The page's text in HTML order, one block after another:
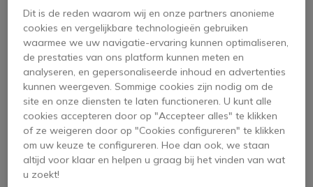
Slimme
technologieën
Camera’s die
deelnemers
automatisch in beeld
brengen en
speakerphones die
achtergrondgeluid
Flexibiliteit en
compatibiliteit
Producten die
compatibel zijn met
de meeste
voor een moeiteloze
integratie.
Dit is de reden waarom wij en onze partners anonieme
cookies en vergelijkbare technologieën gebruiken
waarmee we uw navigatie-ervaring kunnen optimaliseren,
de prestaties van ons platform kunnen meten en
analyseren, en gepersonaliseerde inhoud en advertenties
kunnen weergeven. Sommige cookies zijn nodig om de
site en onze diensten te laten functioneren. U kunt alle
cookies accepteren door op "Accepteer alles" te klikken
of ze weigeren door op "Cookies configureren" te klikken
om uw keuze te configureren. Hoe dan ook, we staan
altijd voor klaar en helpen u graag bij het vinden van wat
u zoekt!